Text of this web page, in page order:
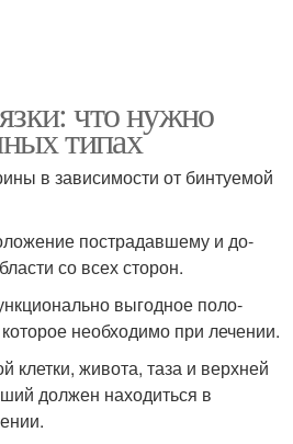
что нужно
типах
в зависимости от бинтуе­мой
пострадавшему и до­
со всех сторон.
выгодное поло­
необходимо при лече­нии.
клетки, живота, таза и верхней
должен нахо­диться в